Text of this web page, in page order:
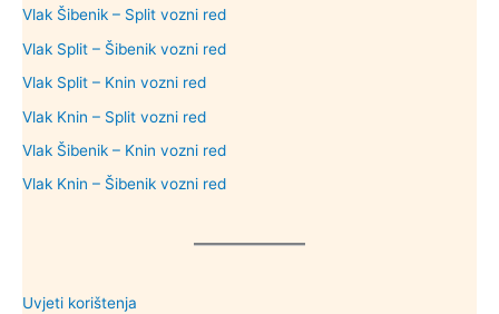
Vlak Šibenik – Split vozni red
Vlak Split – Šibenik vozni red
Vlak Split – Knin vozni red
Vlak Knin – Split vozni red
Vlak Šibenik – Knin vozni red
Vlak Knin – Šibenik vozni red
Uvjeti korištenja